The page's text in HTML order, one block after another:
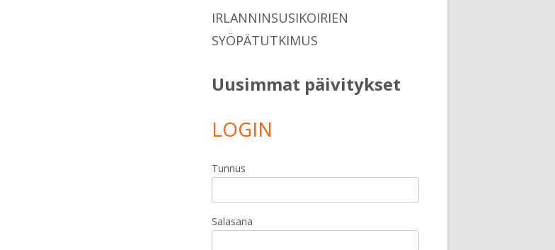
IRLANNINSUSIKOIRIEN
SYÖPÄTUTKIMUS
Uusimmat päivitykset
LOGIN
Tunnus
Salasana